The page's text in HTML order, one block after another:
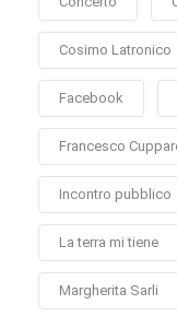
Cosimo Latronico
Facebook
Francesco
Incontro pubblico
La terra mi tiene
Margherita Sarli